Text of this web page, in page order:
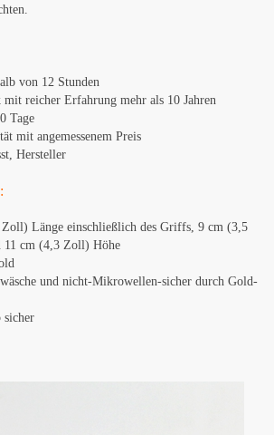
von 12 Stunden
reicher Erfahrung mehr als 10 Jahren
Tage
mit angemessenem Preis
Hersteller
Länge einschließlich des Griffs, 9 cm (3,5
11 cm (4,3 Zoll) Höhe
und nicht-Mikrowellen-sicher durch Gold-
sicher